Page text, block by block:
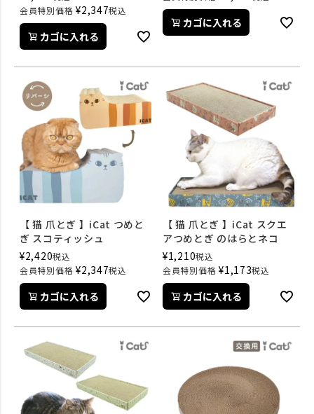
会員特別価格 ¥2,347税込
カゴに入れる
カゴに入れる
【 猫 爪とぎ 】iCat つめと
ぎ スコティッシュ
¥2,420税込
会員特別価格 ¥2,347税込
カゴに入れる
【 猫 爪とぎ 】iCat スクエ
アつめとぎ のはらとネコ
¥1,210税込
会員特別価格 ¥1,173税込
カゴに入れる